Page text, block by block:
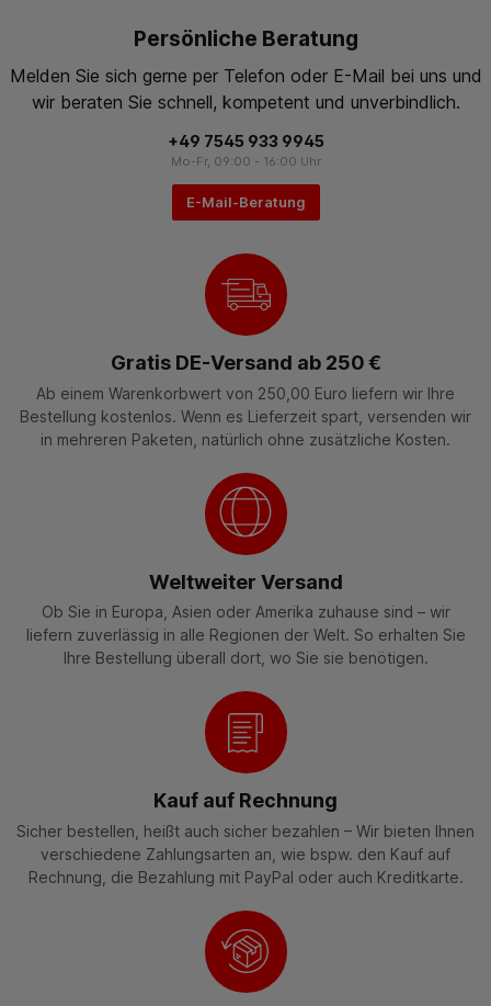
Persönliche Beratung
Melden Sie sich gerne per Telefon oder E-Mail bei uns und
wir beraten Sie schnell, kompetent und unverbindlich.
+49 7545 933 9945
Mo-Fr, 09:00 - 16:00 Uhr
E-Mail-Beratung
Gratis DE-Versand ab 250 €
Ab einem Warenkorbwert von 250,00 Euro liefern wir Ihre
Bestellung kostenlos. Wenn es Lieferzeit spart, versenden wir
in mehreren Paketen, natürlich ohne zusätzliche Kosten.
Weltweiter Versand
Ob Sie in Europa, Asien oder Amerika zuhause sind – wir
liefern zuverlässig in alle Regionen der Welt. So erhalten Sie
Ihre Bestellung überall dort, wo Sie sie benötigen.
Kauf auf Rechnung
Sicher bestellen, heißt auch sicher bezahlen – Wir bieten Ihnen
verschiedene Zahlungsarten an, wie bspw. den Kauf auf
Rechnung, die Bezahlung mit PayPal oder auch Kreditkarte.